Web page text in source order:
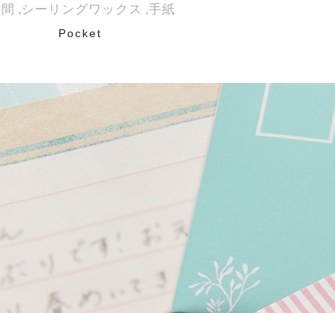
,シーリングワックス ,手紙
Pocket